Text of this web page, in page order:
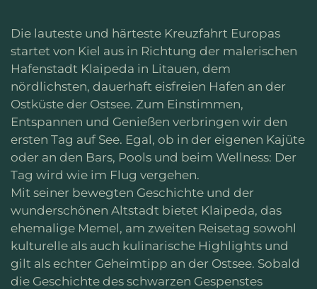
Die lauteste und härteste Kreuzfahrt Europas
startet von Kiel aus in Richtung der malerischen
Hafenstadt Klaipeda in Litauen, dem
nördlichsten, dauerhaft eisfreien Hafen an der
Ostküste der Ostsee. Zum Einstimmen,
Entspannen und Genießen verbringen wir den
ersten Tag auf See. Egal, ob in der eigenen Kajüte
oder an den Bars, Pools und beim Wellness: Der
Tag wird wie im Flug vergehen.
Mit seiner bewegten Geschichte und der
wunderschönen Altstadt bietet Klaipeda, das
ehemalige Memel, am zweiten Reisetag sowohl
kulturelle als auch kulinarische Highlights und
gilt als echter Geheimtipp an der Ostsee. Sobald
die Geschichte des schwarzen Gespenstes